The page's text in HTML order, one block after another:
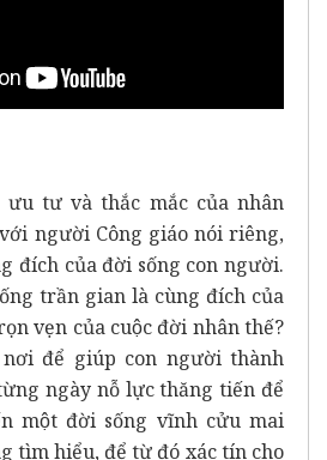
tư và thắc mắc của nhân
người Công giáo nói riêng,
đích của đời sống con người.
trần gian là cùng đích của
vẹn của cuộc đời nhân thế?
để giúp con người thành
ngày nỗ lực thăng tiến để
một đời sống vĩnh cửu mai
tìm hiểu, để từ đó xác tín cho